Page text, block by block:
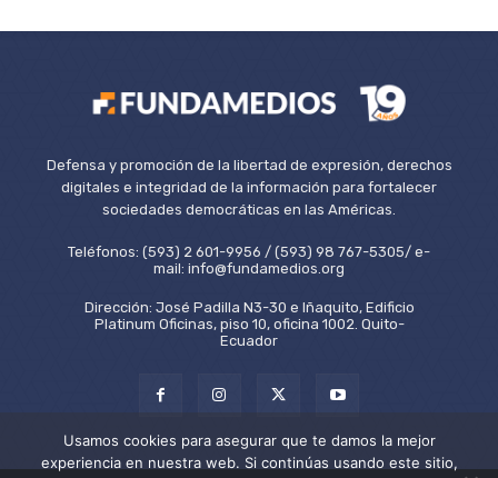
Defensa y promoción de la libertad de expresión, derechos
digitales e integridad de la información para fortalecer
sociedades democráticas en las Américas.
Teléfonos: (593) 2 601-9956 / (593) 98 767-5305/ e-
mail: info@fundamedios.org
Dirección: José Padilla N3-30 e Iñaquito, Edificio
Platinum Oficinas, piso 10, oficina 1002. Quito-
Ecuador
Usamos cookies para asegurar que te damos la mejor
experiencia en nuestra web. Si continúas usando este sitio,